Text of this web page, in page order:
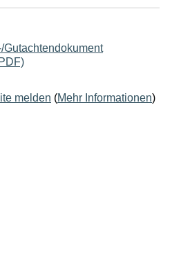
Gutachtendokument
melden (Mehr Informationen)